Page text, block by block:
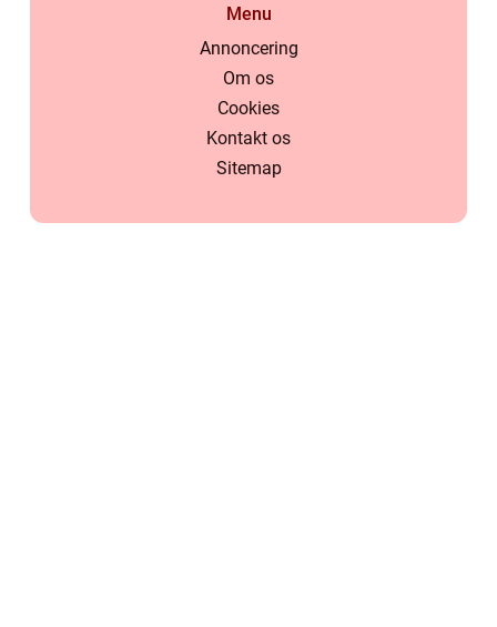
Menu
Annoncering
Om os
Cookies
Kontakt os
Sitemap